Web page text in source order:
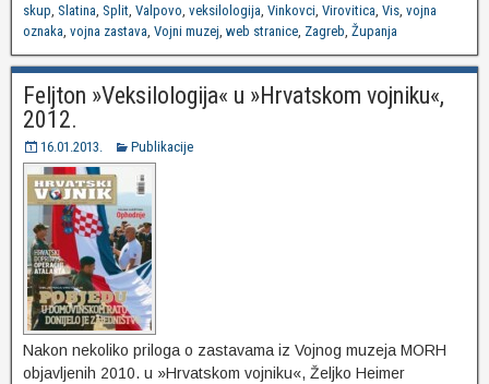
skup, Slatina, Split, Valpovo, veksilologija, Vinkovci, Virovitica, Vis, vojna
oznaka, vojna zastava, Vojni muzej, web stranice, Zagreb, Županja
Feljton »Veksilologija« u »Hrvatskom vojniku«,
2012.
16.01.2013. Publikacije
Nakon nekoliko priloga o zastavama iz Vojnog muzeja MORH
objavljenih 2010. u »Hrvatskom vojniku«, Željko Heimer